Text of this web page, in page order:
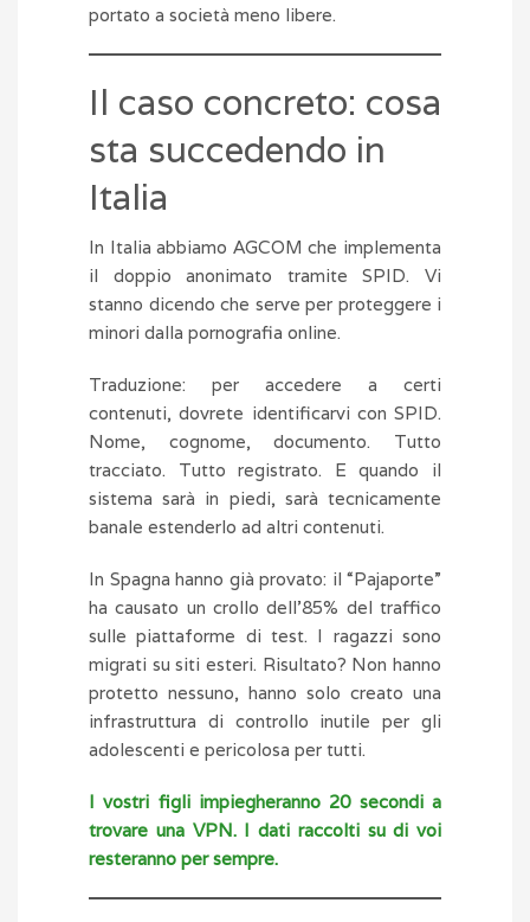
portato a società meno libere.
Il caso concreto: cosa
sta succedendo in
Italia
In Italia abbiamo AGCOM che implementa
il doppio anonimato tramite SPID. Vi
stanno dicendo che serve per proteggere i
minori dalla pornografia online.
Traduzione: per accedere a certi
contenuti, dovrete identificarvi con SPID.
Nome, cognome, documento. Tutto
tracciato. Tutto registrato. E quando il
sistema sarà in piedi, sarà tecnicamente
banale estenderlo ad altri contenuti.
In Spagna hanno già provato: il “Pajaporte”
ha causato un crollo dell’85% del traffico
sulle piattaforme di test. I ragazzi sono
migrati su siti esteri. Risultato? Non hanno
protetto nessuno, hanno solo creato una
infrastruttura di controllo inutile per gli
adolescenti e pericolosa per tutti.
I vostri figli impiegheranno 20 secondi a
trovare una VPN. I dati raccolti su di voi
resteranno per sempre.